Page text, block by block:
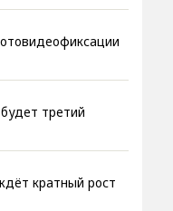
третий
кратный рост